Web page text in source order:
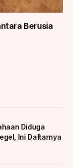
Berusia
Diduga
Ini Daftarnya